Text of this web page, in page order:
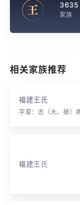
王 3635
家族
相关家族推荐
福建王氏
福建王氏